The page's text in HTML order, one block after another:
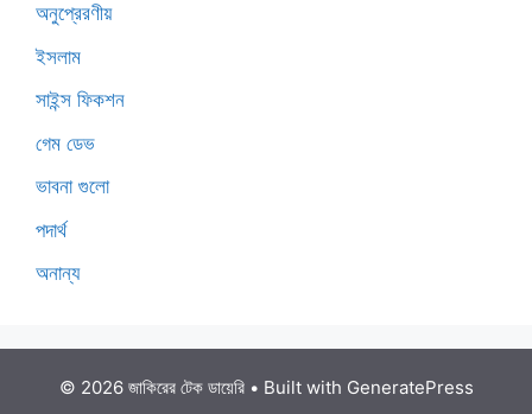
অনুপ্রেরণীয়
ইসলাম
সাইন্স ফিকশন
গেম ডেভ
ভাবনা গুলো
পদার্থ
অনান্য
© 2026 জাকিরের টেক ডায়েরি• Built with GeneratePress